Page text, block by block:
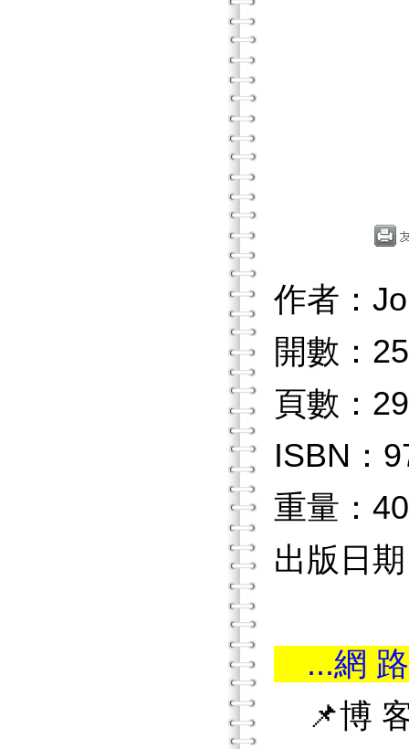
作者：
開數：25
頁數：
ISBN：
重量：
出版日
...網
📌博